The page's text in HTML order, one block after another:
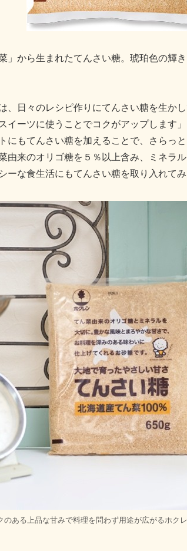
から生まれたてんさい糖。琥珀色の輝
日々のレシピ作りにてんさい糖を生か
イーツに使うことでコクがアップします
にもてんさい糖を加えることで、さらっ
由来のオリゴ糖を５％以上含み、ミネラ
ーな食生活にもてんさい糖を取り入れてみ
のある上品な甘みで料理を問わず用途が広がるホク